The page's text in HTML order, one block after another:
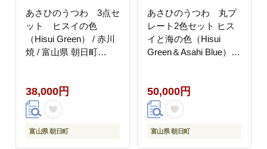
あさひのうつわ 3点セ
ット ヒスイの色
（Hisui Green） / 赤川
焼 / 富山県 朝日町
38,000円
富山県 朝日町
あさひのうつわ 丸プ
レート2色セット ヒス
イと海の色（Hisui
Green＆Asahi Blue） /
50,000円
富山県 朝日町